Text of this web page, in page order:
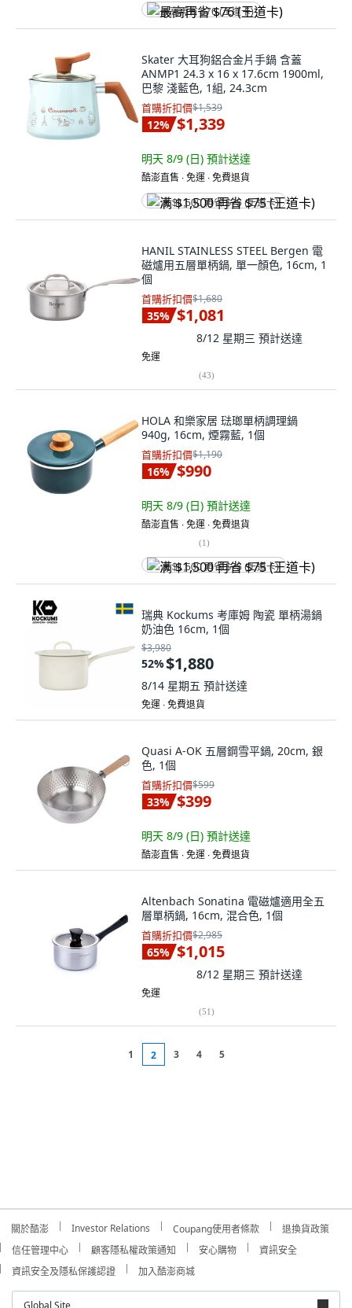
最高再省 $76 (王道卡)
Skater 大耳狗鋁合金片手鍋 含蓋
ANMP1 24.3 x 16 x 17.6cm 1900ml,
巴黎 淺藍色, 1組, 24.3cm
首購折扣價$1,539
12% $1,339
明天 8/9 (日) 預計送達
酷澎直售 ∙ 免運 ∙ 免費退貨
满 $1,500 再省 $75 (王道卡)
HANIL STAINLESS STEEL Bergen 電
磁爐用五層單柄鍋, 單一顏色, 16cm, 1
個
首購折扣價$1,680
35% $1,081
8/12 星期三 預計送達
免運
(43)
HOLA 和樂家居 琺瑯單柄調理鍋
940g, 16cm, 煙霧藍, 1個
首購折扣價$1,190
16% $990
明天 8/9 (日) 預計送達
酷澎直售 ∙ 免運 ∙ 免費退貨
(1)
满 $1,500 再省 $75 (王道卡)
瑞典 Kockums 考庫姆 陶瓷 單柄湯鍋
奶油色 16cm, 1個
$3,980
52%$1,880
8/14 星期五 預計送達
免運 ∙ 免費退貨
Quasi A-OK 五層鋼雪平鍋, 20cm, 銀
色, 1個
首購折扣價$599
33% $399
明天 8/9 (日) 預計送達
酷澎直售 ∙ 免運 ∙ 免費退貨
Altenbach Sonatina 電磁爐適用全五
層單柄鍋, 16cm, 混合色, 1個
首購折扣價$2,985
65% $1,015
8/12 星期三 預計送達
免運
(51)
1 2 3 4 5
關於酷澎 Investor Relations Coupang使用者條款
退換貨政策
信任管理中心
顧客隱私權政策通知 安心購物
資訊安全
資訊安全及隱私保護認證
加入酷澎商城
Global Site